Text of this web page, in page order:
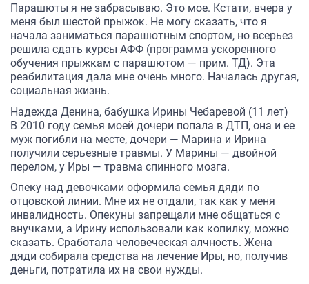
Парашюты я не забрасываю. Это мое. Кстати, вчера у
меня был шестой прыжок. Не могу сказать, что я
начала заниматься парашютным спортом, но всерьез
решила сдать курсы AФФ (программа ускоренного
обучения прыжкам с парашютом — прим. ТД). Эта
реабилитация дала мне очень много. Началась другая,
социальная жизнь.
Надежда Денина, бабушка Ирины Чебаревой (11 лет)
В 2010 году семья моей дочери попала в ДТП, она и ее
муж погибли на месте, дочери — Марина и Ирина
получили серьезные травмы. У Марины — двойной
перелом, у Иры — травма спинного мозга.
Опеку над девочками оформила семья дяди по
отцовской линии. Мне их не отдали, так как у меня
инвалидность. Опекуны запрещали мне общаться с
внучками, а Ирину использовали как копилку, можно
сказать. Сработала человеческая алчность. Жена
дяди собирала средства на лечение Иры, но, получив
деньги, потратила их на свои нужды.